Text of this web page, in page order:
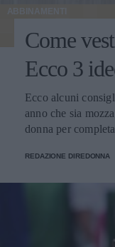
ABBINAMENTI
Come
Ecco 3
Ecco alcuni
anno che sia
donna per
REDAZIONE DIREDONNA